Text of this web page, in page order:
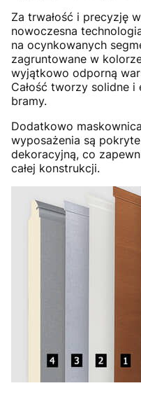
Za trwałość i precyzję
nowoczesna
na ocynkowanych
zagruntowane w
wyjątkowo odporną
Całość tworzy solidne
bramy.
Dodatkowo
wyposażenia są
dekoracyjną, co
całej konstrukcji.